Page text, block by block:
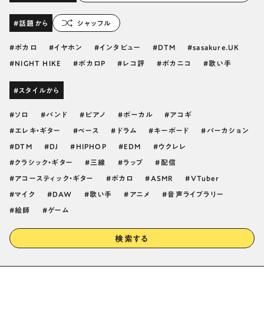
#話題から シャッフル
ボカロ イヤホン インタビュー DTM sasakure.UK
NIGHT HIKE ボカロP レコ評 ボカニコ 歌い手
#スタイルから
ソロ バンド ピアノ ボーカル アコギ
エレキ・ギター ベース ドラム キーボード パーカション
DTM DJ HIPHOP EDM ウクレレ
クラシック・ギター 三線 ラップ 配信
アコースティック・ギター ボカロ ASMR VTuber
マイク DAW 歌い手 アニメ 音声ライブラリー
絵師 ゲーム
検索する